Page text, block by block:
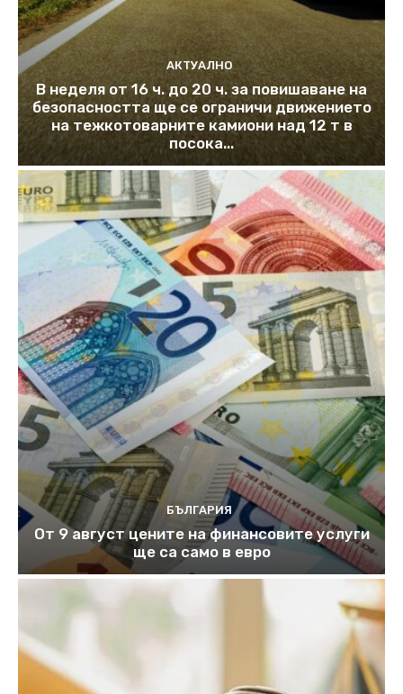
АКТУАЛНО
В неделя от 16 ч. до 20 ч. за повишаване на
безопасността ще се ограничи движението
на тежкотоварните камиони над 12 т в
посока...
БЪЛГАРИЯ
От 9 август цените на финансовите услуги
ще са само в евро